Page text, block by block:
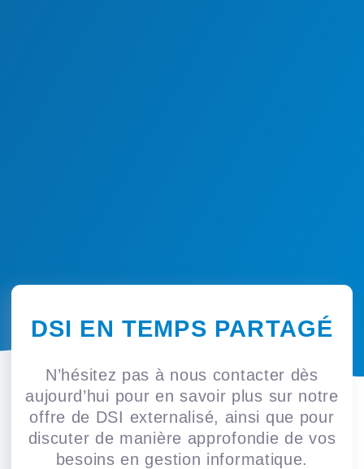
DSI EN TEMPS PARTAGÉ
N’hésitez pas à nous contacter dès
aujourd’hui pour en savoir plus sur notre
offre de DSI externalisé, ainsi que pour
discuter de manière approfondie de vos
besoins en gestion informatique.